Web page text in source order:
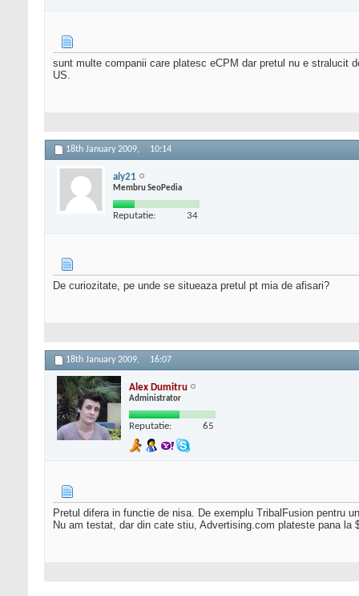
sunt multe companii care platesc eCPM dar pretul nu e stralucit
US.
18th January 2009, 10:14
aly21
Membru SeoPedia
Reputatie: 34
De curiozitate, pe unde se situeaza pretul pt mia de afisari?
18th January 2009, 16:07
Alex Dumitru
Administrator
Reputatie: 65
Pretul difera in functie de nisa. De exemplu TribalFusion pentru
Nu am testat, dar din cate stiu, Advertising.com plateste pana